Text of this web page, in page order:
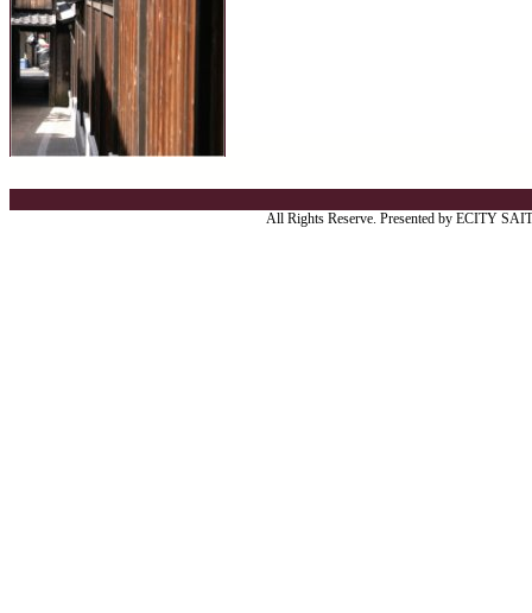
All Rights Reserve. Presented by ECITY